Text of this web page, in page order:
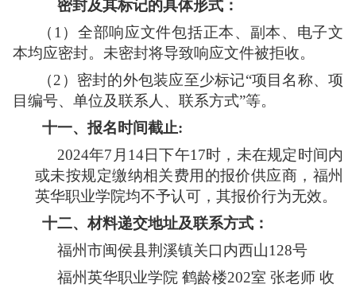
密封及其标记的具体形式：
（ 1）全部响应文件包括正本、副本、电子文
本均应密封。未密封将导致响应文件被拒收。
（2）密封的外包装应至少标记“项目名称、项
目编号、 单位及联系人、联系方式”等。
十一、报名时间截止:
2024年7 月 14日下午17时 ，未在规定时间内
或未按规定缴纳相关费用的报价供应商，福州
英华职业学院均不予认可，其报价行为无效。
十二、材料递交地址及联系方式：
福州市闽侯县荆溪镇关口内西山128号
福州英华职业学院 鹤龄楼202室 张老师 收